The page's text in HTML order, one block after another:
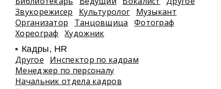
Звукорежисер
Культуролог
Музыкант
Организатор
Танцовщица
Фотограф
Хореограф
Художник
Кадры, HR
Другое
Инспектор по кадрам
Менеджер по персоналу
Начальник отдела кадров